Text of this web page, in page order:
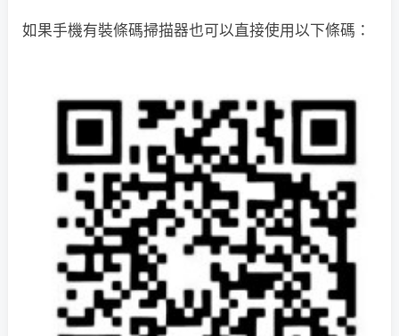
如果手機有裝條碼掃描器也可以直接使用以下條碼：